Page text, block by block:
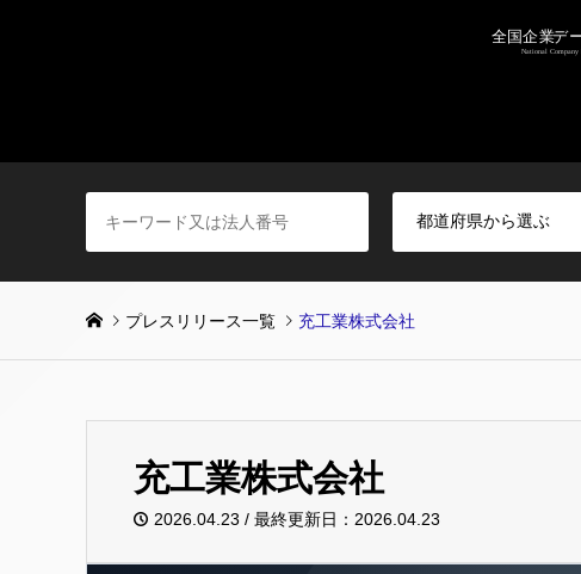
プレスリリース一覧 充工業株式会社
充工業株式会社
2026.04.23 / 最終更新日：2026.04.23